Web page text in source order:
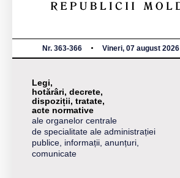
Nr. 363-366 Vineri, 07 august 2026
Legi,
hotărâri, decrete,
dispoziții, tratate,
acte normative
ale organelor centrale
de specialitate ale administrației
publice, informații, anunțuri,
comunicate